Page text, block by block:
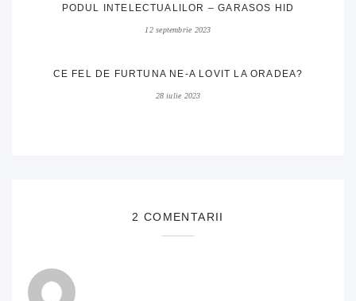
PODUL INTELECTUALILOR – GARASOS HID
12 septembrie 2023
CE FEL DE FURTUNA NE-A LOVIT LA ORADEA?
28 iulie 2023
2 COMENTARII